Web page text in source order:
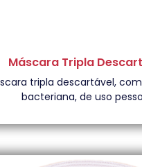
Máscara Tripla
tripla descartável,
bacteriana, de uso